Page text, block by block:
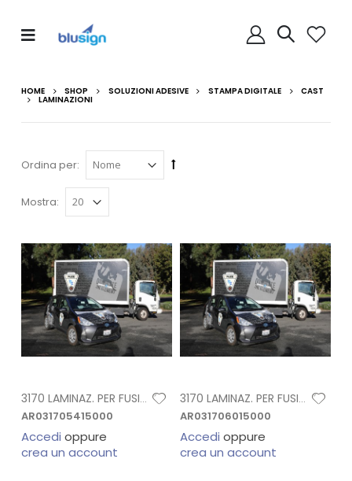
HOME SHOP SOLUZIONI ADESIVE STAMPA DIGITALE CAST
LAMINAZIONI
Ordina per:
Mostra:
3170 LAMINAZ. PER FUSION H. 1,37X45,7 M
AR031705415000
Accedi oppure
crea un account
3170 LAMINAZ. PER FUSION H. 1,52X45,7 M
AR031706015000
Accedi oppure
crea un account